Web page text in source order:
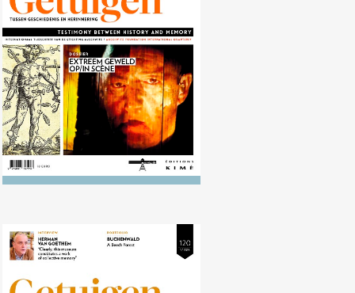
Nr. 121 (10/2015) Extreem geweld
op/in scène